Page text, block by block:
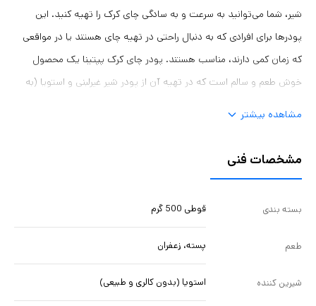
شیر، شما می‌توانید به سرعت و به سادگی چای کرک را تهیه کنید. این
پودرها برای افرادی که به دنبال راحتی در تهیه چای هستند یا در مواقعی
که زمان کمی دارند، مناسب هستند. پودر چای کرک پپتینا یک محصول
خوش طعم و سالم است که در تهیه آن از پودر شیر غیرلبنی و استویا (به
لاغری فراهم است. ترکیبات محصول: پودر چای سیاه فوری، پودر خامه‌ای
مشاهده بیشتر
مشخصات فنی
بسته بندی قوطی 500 گرم
طعم پسته، زعفران
شیرین کننده استویا (بدون کالری و طبیعی)